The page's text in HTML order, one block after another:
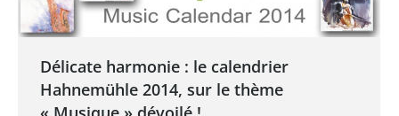
Délicate harmonie : le calendrier
Hahnemühle 2014, sur le thème